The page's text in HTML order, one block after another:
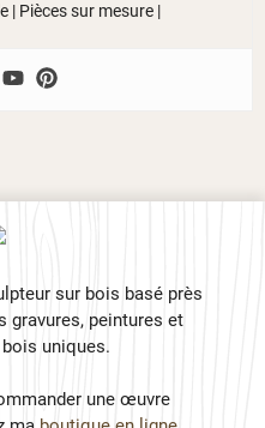
| Pièces sur mesure |
sur bois basé près
gravures, peintures et
uniques.
une œuvre